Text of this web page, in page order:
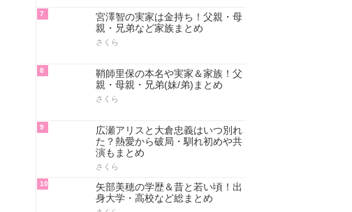
7
宮澤智の実家は金持ち！父親・母
親・兄弟など家族まとめ
さくら
8
鞘師里保の本名や実家＆家族！父
親・母親・兄弟(妹/弟)まとめ
さくら
9
広瀬アリスと大倉忠義はいつ別れ
た？熱愛から破局・馴れ初めや共
演もまとめ
さくら
10
矢部美穂の学歴＆昔と若い頃！出
身大学・高校など総まとめ